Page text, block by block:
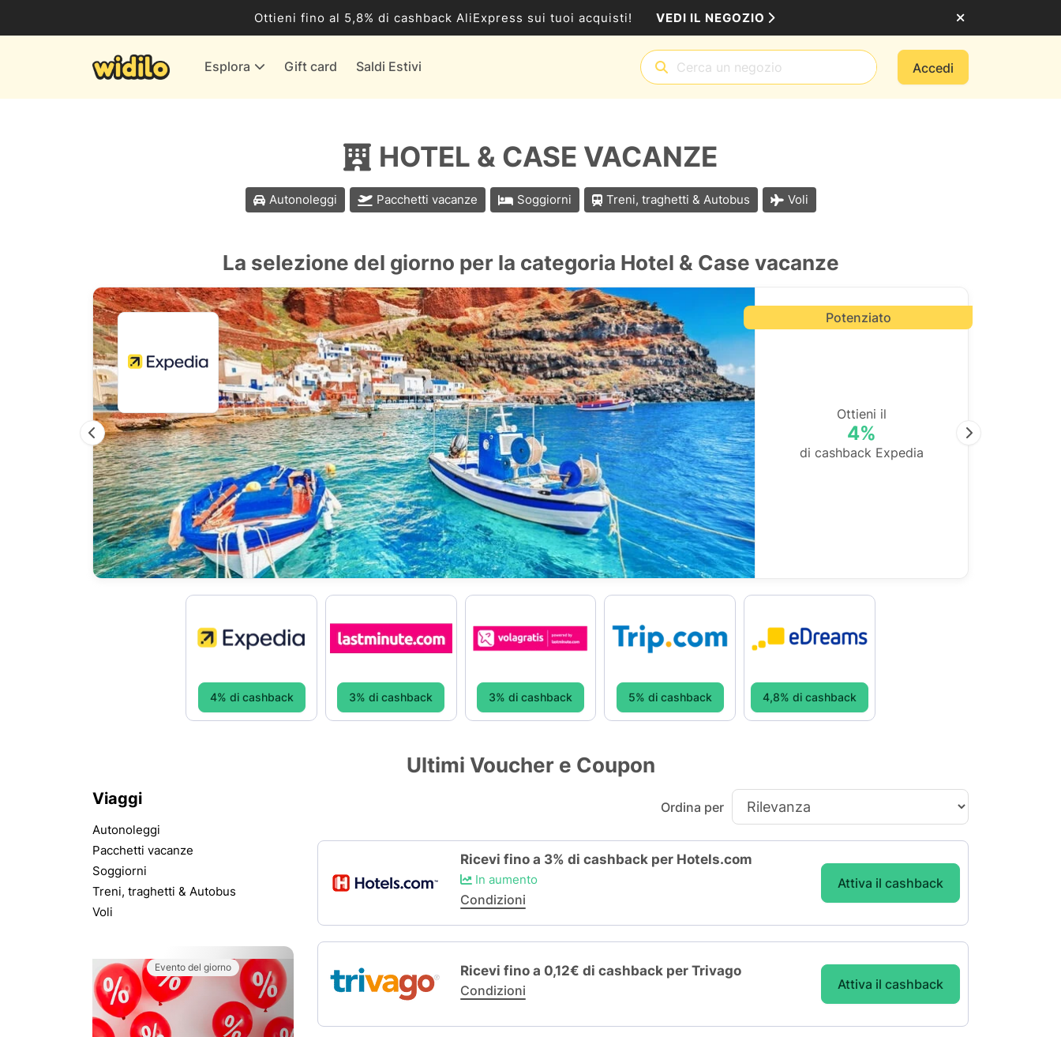
Ottieni fino al 5,8% di cashback AliExpress sui tuoi acquisti! VEDI IL NEGOZIO
Esplora Gift card Saldi Estivi Accedi
Banche & Assicurazioni
HOTEL & CASE VACANZE
Autonoleggi Pacchetti vacanze Soggiorni Treni, traghetti & Autobus Voli
La selezione del giorno per la categoria Hotel & Case vacanze
Ottieni il
4%
di cashback Expedia
Potenziato
Previous Next
4% di cashback 3% di cashback 3% di cashback 5% di cashback 4,8% di cashback
Ultimi Voucher e Coupon
Ordina per
Ricevi fino a 3% di cashback per Hotels.com
In aumento
Condizioni
Attiva il cashback
Ricevi fino a 0,12€ di cashback per Trivago
Condizioni
Attiva il cashback
Viaggi
Autonoleggi
Pacchetti vacanze
Soggiorni
Treni, traghetti & Autobus
Voli
Evento del giorno